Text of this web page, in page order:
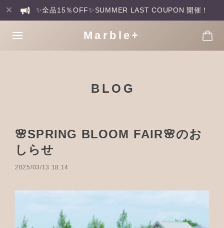
✨全品15％OFF✨SUMMER LAST COUPON 開催！
Marble+
BLOG
🌸SPRING BLOOM FAIR🌸のお
しらせ
2025/03/13 18:14